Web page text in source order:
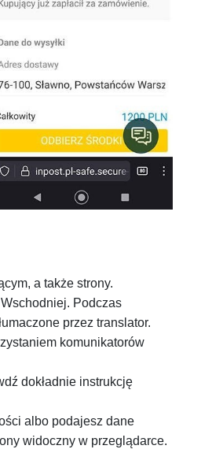
a także strony.
Podczas
przez translator.
komunikatorów
dokładnie instrukcję
albo podajesz dane
widoczny w przeglądarce.